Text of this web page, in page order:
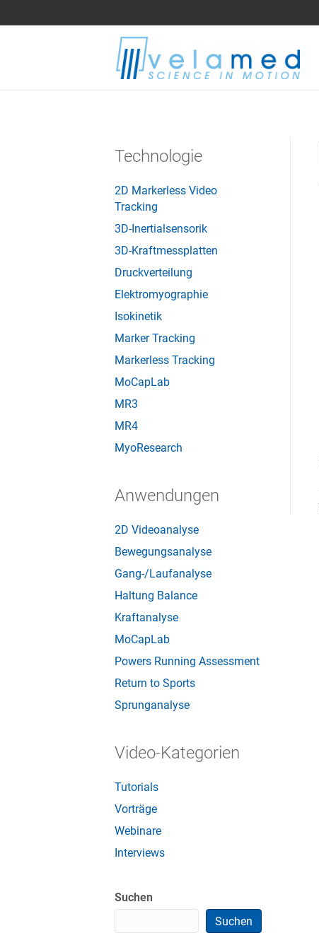
Technologie
2D Markerless Video
Tracking
3D-Inertialsensorik
3D-Kraftmessplatten
Druckverteilung
Elektromyographie
Isokinetik
Marker Tracking
Markerless Tracking
MoCapLab
MR3
MR4
MyoResearch
Anwendungen
2D Videoanalyse
Bewegungsanalyse
Gang-/Laufanalyse
Haltung Balance
Kraftanalyse
MoCapLab
Powers Running Assessment
Return to Sports
Sprunganalyse
Video-Kategorien
Tutorials
Vorträge
Webinare
Interviews
Suchen
Suchen